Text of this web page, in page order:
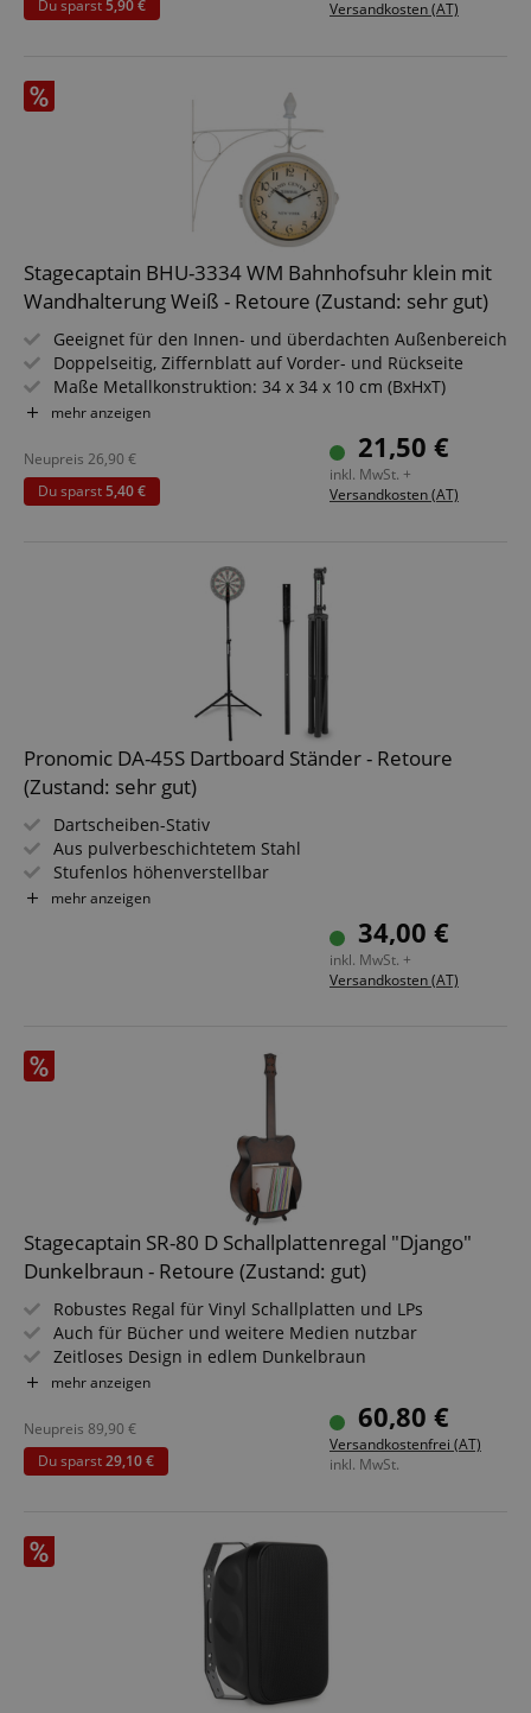
Versandkosten (AT)
Du sparst5,90 €
Stagecaptain BHU-3334 WM Bahnhofsuhr klein mit
Wandhalterung Weiß - Retoure (Zustand: sehr gut)
Geeignet für den Innen- und überdachten Außenbereich
Doppelseitig, Ziffernblatt auf Vorder- und Rückseite
Maße Metallkonstruktion: 34 x 34 x 10 cm (BxHxT)
Durchmesser Ziffernblatt: 20 cm
Quarzlaufwerk sorgt für leisen Betrieb
Mit Wandhalterung
mehr anzeigen
21,50 €
inkl. MwSt. +
Versandkosten (AT)
Neupreis 26,90 €
Du sparst5,40 €
Pronomic DA-45S Dartboard Ständer - Retoure
(Zustand: sehr gut)
Dartscheiben-Stativ
Aus pulverbeschichtetem Stahl
Stufenlos höhenverstellbar
Set bestehend aus Ständer und Dartboard-Halter
mehr anzeigen
34,00 €
inkl. MwSt. +
Versandkosten (AT)
Stagecaptain SR-80 D Schallplattenregal "Django"
Dunkelbraun - Retoure (Zustand: gut)
Robustes Regal für Vinyl Schallplatten und LPs
Auch für Bücher und weitere Medien nutzbar
Zeitloses Design in edlem Dunkelbraun
Stabile Holzkonstruktion für dauerhafte Nutzung
Ideal für Wohnzimmer Studio Büro oder Hobbyraum
Übersichtliche Ordnung und schneller Zugriff
mehr anzeigen
60,80 €
Versandkostenfrei (AT)
inkl. MwSt.
Neupreis 89,90 €
Du sparst29,10 €